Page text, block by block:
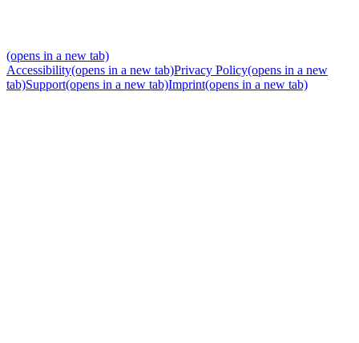
(opens in a new tab)
Accessibility(opens in a new tab)Privacy Policy(opens in a new
tab)Support(opens in a new tab)Imprint(opens in a new tab)